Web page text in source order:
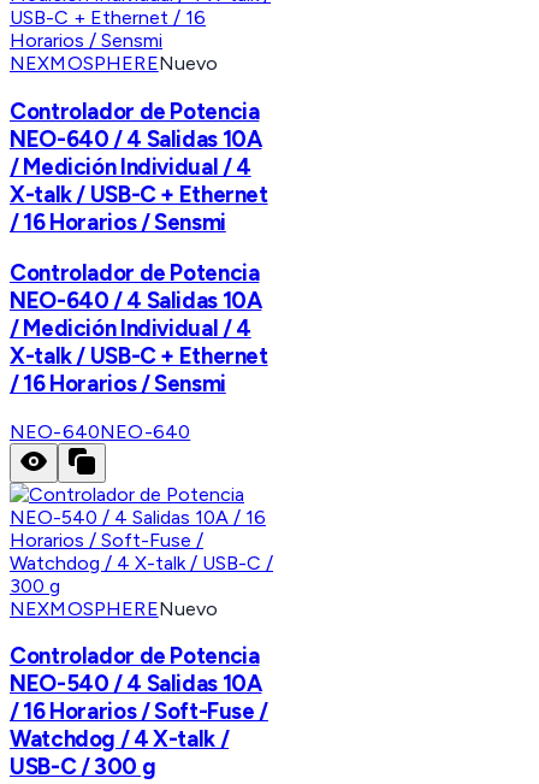
NEXMOSPHERENuevo
Controlador de Potencia
NEO-640 / 4 Salidas 10A
/ Medición Individual / 4
X-talk / USB-C + Ethernet
/ 16 Horarios / Sensmi
Controlador de Potencia
NEO-640 / 4 Salidas 10A
/ Medición Individual / 4
X-talk / USB-C + Ethernet
/ 16 Horarios / Sensmi
NEO-640NEO-640
NEXMOSPHERENuevo
Controlador de Potencia
NEO-540 / 4 Salidas 10A
/ 16 Horarios / Soft-Fuse /
Watchdog / 4 X-talk /
USB-C / 300 g